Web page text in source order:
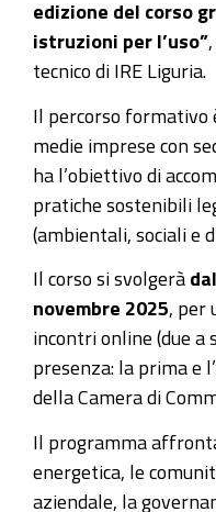
edizione del corso
istruzioni per l’uso”
tecnico di IRE Liguria.
Il percorso formativo
medie imprese con
ha l’obiettivo di
pratiche sostenibili
(ambientali, sociali e
Il corso si svolgerà
novembre 2025 ,
incontri online (due
presenza: la prima e
della Camera di
Il programma
energetica, le
aziendale, la